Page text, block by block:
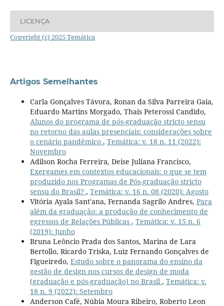
LICENÇA
Copyright (c) 2025 Temática
Artigos Semelhantes
Carla Gonçalves Távora, Ronan da Silva Parreira Gaia,
Eduardo Martins Morgado, Thais Peterossi Candido,
Alunos do programa de pós-graduação stricto sensu
no retorno das aulas presenciais: considerações sobre
o cenário pandêmico , Temática: v. 18 n. 11 (2022):
Novembro
Adilson Rocha Ferreira, Deise Juliana Francisco,
Exergames em contextos educacionais: o que se tem
produzido nos Programas de Pós-graduação stricto
sensu do Brasil? , Temática: v. 16 n. 08 (2020): Agosto
Vitória Ayala Sant'ana, Fernanda Sagrilo Andres, Para
além da graduação: a produção de conhecimento de
egressos de Relações Públicas , Temática: v. 15 n. 6
(2019): Junho
Bruna Leôncio Prada dos Santos, Marina de Lara
Bertollo, Ricardo Triska, Luiz Fernando Gonçalves de
Figueiredo, Estudo sobre o panorama do ensino da
gestão de design nos cursos de design de moda
(graduação e pós-graduação) no Brasil , Temática: v.
18 n. 9 (2022): Setembro
Anderson Café, Núbia Moura Ribeiro, Roberto Leon